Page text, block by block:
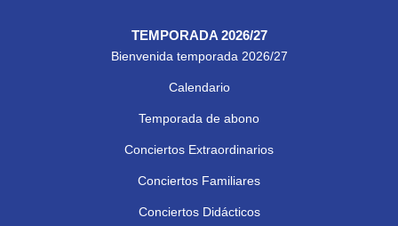
TEMPORADA 2026/27
Bienvenida temporada 2026/27
Calendario
Temporada de abono
Conciertos Extraordinarios
Conciertos Familiares
Conciertos Didácticos